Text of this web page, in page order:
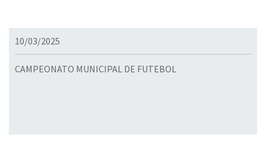
10/03/2025
CAMPEONATO MUNICIPAL DE FUTEBOL